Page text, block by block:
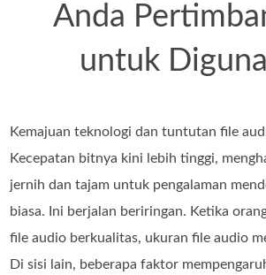
Anda
untuk
Kemajuan teknologi dan tuntutan file
Kecepatan bitnya kini lebih tinggi,
jernih dan tajam untuk pengalaman
biasa. Ini berjalan beriringan. Ketika
file audio berkualitas, ukuran file audio
Di sisi lain, beberapa faktor